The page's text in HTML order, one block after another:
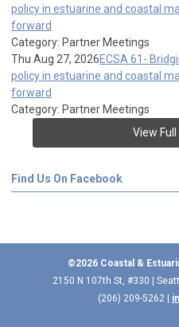
policy in estuarine and coastal
forward
Category: Partner Meetings
Thu Aug 27, 2026ECSA 61-
policy in estuarine and coastal
forward
Category: Partner Meetings
View
Find Us On Facebook
©2026 Coastal &
2150 N 107th St, #330 |
(206) 209-5262 |